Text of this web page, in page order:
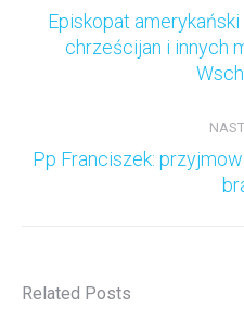
Episkopat
chrześcijan i innych
Pp Franciszek:
Related Posts